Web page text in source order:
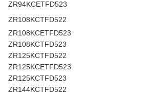
ZR94KCETFD523
ZR108KCTFD522
ZR108KCETFD523
ZR108KCTFD523
ZR125KCTFD522
ZR125KCETFD523
ZR125KCTFD523
ZR144KCTFD522